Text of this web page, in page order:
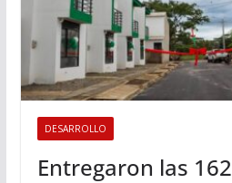
DESARROLLO
Entregaron las